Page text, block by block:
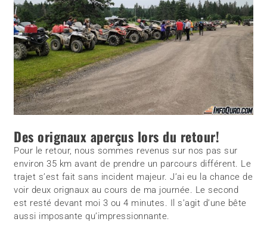
Des orignaux aperçus lors du retour!
Pour le retour, nous sommes revenus sur nos pas sur
environ 35 km avant de prendre un parcours différent. Le
trajet s’est fait sans incident majeur. J’ai eu la chance de
voir deux orignaux au cours de ma journée. Le second
est resté devant moi 3 ou 4 minutes. Il s’agit d’une bête
aussi imposante qu’impressionnante.